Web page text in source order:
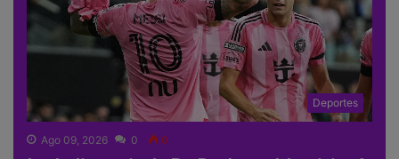
Deportes
Ago 09, 2026 0 0